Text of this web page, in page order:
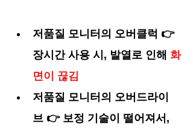
저품질 모니터의 오버클럭 👉
장시간 사용 시, 발열로 인해 화
면이 끊김
저품질 모니터의 오버드라이
브 👉 보정 기술이 떨어져서,